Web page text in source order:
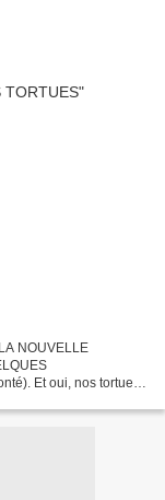
NOUVELLE
Et oui, nos tortues